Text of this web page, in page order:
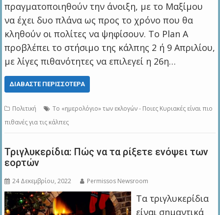
πραγματοποιηθούν την άνοιξη, με το Μαξίμου
να έχει δυο πλάνα ως προς το χρόνο που θα
κληθούν οι πολίτες να ψηφίσουν. Το Plan A
προβλέπει το στήσιμο της κάλπης 2 ή 9 Απριλίου,
με λίγες πιθανότητες να επιλεγεί η 26η…
ΔΙΑΒΆΣΤΕ ΠΕΡΙΣΣΌΤΕΡΑ
Πολιτική
Το «ημερολόγιο» των εκλογών - Ποιες Κυριακές είναι πιο
πιθανές για τις κάλπες
Τριγλυκερίδια: Πώς να τα ρίξετε ενόψει των
εορτών
24 Δεκεμβρίου, 2022 Permissos Newsroom
Τα τριγλυκερίδια
είναι σημαντικά